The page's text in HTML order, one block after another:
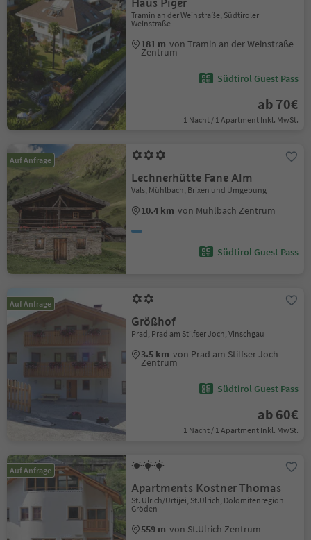
Tramin an der Weinstraße, Südtiroler
Weinstraße
181 m von Tramin an der Weinstraße
Zentrum
Südtirol Guest Pass
ab 70€
1 Nacht / 1 Apartment Inkl. MwSt.
Auf Anfrage
Lechnerhütte Fane Alm
Vals, Mühlbach, Brixen und Umgebung
10.4 km von Mühlbach Zentrum
Südtirol Guest Pass
Auf Anfrage
Größhof
Prad, Prad am Stilfser Joch, Vinschgau
3.5 km von Prad am Stilfser Joch
Zentrum
Südtirol Guest Pass
ab 60€
1 Nacht / 1 Apartment Inkl. MwSt.
Auf Anfrage
Apartments Kostner Thomas
St. Ulrich/Urtijëi, St.Ulrich, Dolomitenregion
Gröden
559 m von St.Ulrich Zentrum